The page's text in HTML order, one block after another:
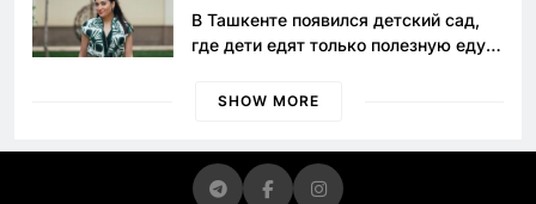
В Ташкенте появился детский сад,
где дети едят только полезную еду.
просить «кашу без сахара»
SHOW MORE